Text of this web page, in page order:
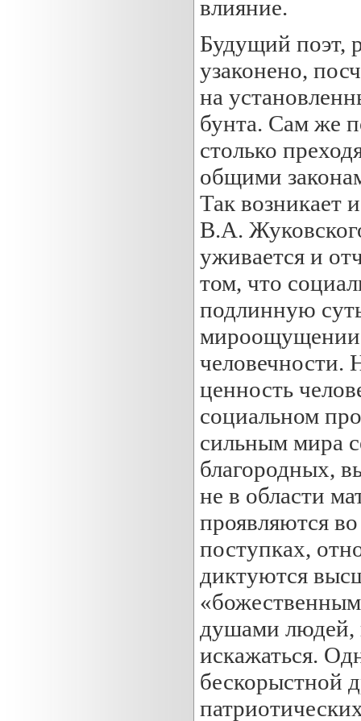
влияние.
Будущий поэт,
узаконено,
на
бунта. Сам же
столько
общими
Так возникает
В.А.
уживается и
том, что
подлинную
мироощущении
человечности.
ценность
социальном
сильным мира
благородных,
не в области
проявляются
поступках,
диктуются
душами людей,
искажаться.
бескорыстной